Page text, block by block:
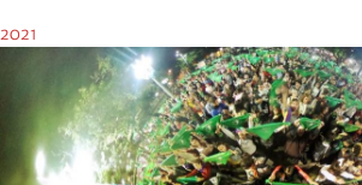
2021